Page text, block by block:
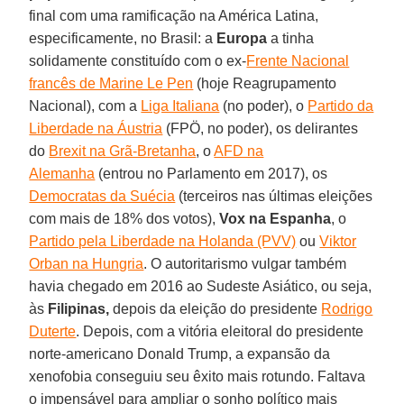
final com uma ramificação na América Latina,
especificamente, no Brasil: a Europa a tinha
solidamente constituído com o ex-Frente Nacional
francês de Marine Le Pen (hoje Reagrupamento
Nacional), com a Liga Italiana (no poder), o Partido da
Liberdade na Áustria (FPÖ, no poder), os delirantes
do Brexit na Grã-Bretanha, oAFD na
Alemanha (entrou no Parlamento em 2017), os
Democratas da Suécia (terceiros nas últimas eleições
com mais de 18% dos votos),Vox na Espanha, o
Partido pela Liberdade na Holanda (PVV) ouViktor
Orban na Hungria. O autoritarismo vulgar também
havia chegado em 2016 ao Sudeste Asiático, ou seja,
às Filipinas, depois da eleição do presidente Rodrigo
Duterte. Depois, com a vitória eleitoral do presidente
norte-americano Donald Trump, a expansão da
xenofobia conseguiu seu êxito mais rotundo. Faltava
o impensável para ampliar o sonho político mais